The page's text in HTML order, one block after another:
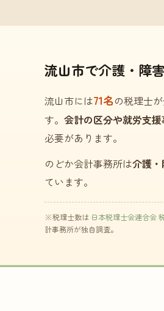
流山市で介護・障
流山市には71名の税理士
す。 会計の区分や就労支
必要があります。
のどか会計事務所は介護
ています。
※税理士数は 日本税理士会連合会
計事務所が独自調査。